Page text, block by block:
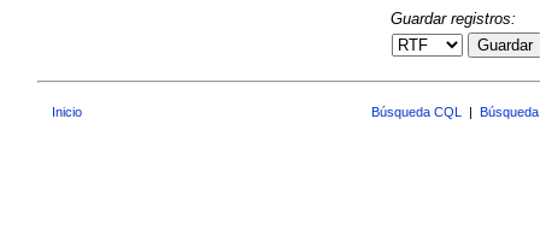
Guardar registros:
Guardar
Inicio Búsqueda CQL